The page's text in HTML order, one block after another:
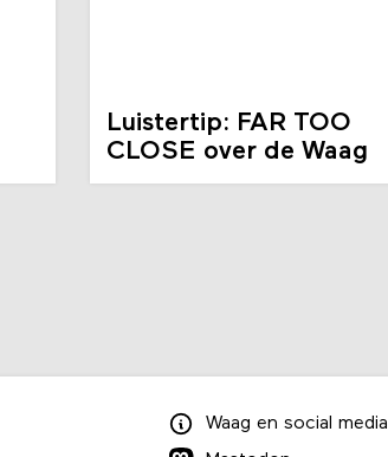
Luistertip: FAR TOO
CLOSE over de Waag
Waag en social media